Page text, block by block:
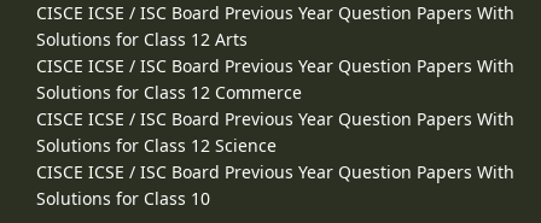
CISCE ICSE / ISC Board Previous Year Question Papers With
Solutions for Class 12 Arts
CISCE ICSE / ISC Board Previous Year Question Papers With
Solutions for Class 12 Commerce
CISCE ICSE / ISC Board Previous Year Question Papers With
Solutions for Class 12 Science
CISCE ICSE / ISC Board Previous Year Question Papers With
Solutions for Class 10